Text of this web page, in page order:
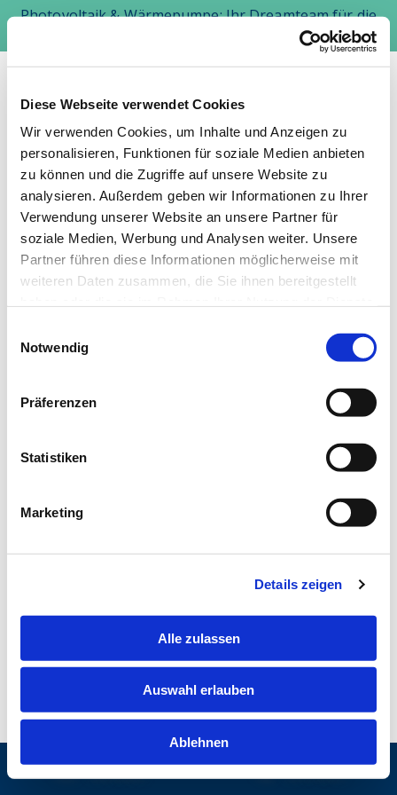
Diese Webseite verwendet Cookies
Wir verwenden Cookies, um Inhalte und Anzeigen zu
personalisieren, Funktionen für soziale Medien anbieten
zu können und die Zugriffe auf unsere Website zu
analysieren. Außerdem geben wir Informationen zu Ihrer
Verwendung unserer Website an unsere Partner für
soziale Medien, Werbung und Analysen weiter. Unsere
Partner führen diese Informationen möglicherweise mit
weiteren Daten zusammen, die Sie ihnen bereitgestellt
Notwendig
Präferenzen
Statistiken
Marketing
Details zeigen
Alle zulassen
Auswahl erlauben
Ablehnen
Photovoltaik & Wärmepumpe: Ihr Dreamteam für die
Kontakt Anrufen